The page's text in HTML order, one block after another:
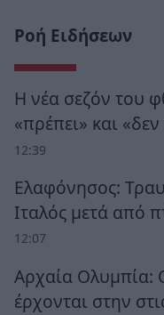
Ροή Ειδήσεων
Η νέα σεζόν του
«πρέπει» και
12:39
Ελαφόνησος:
Ιταλός μετά από
12:07
Αρχαία Ολυμπία:
έρχονται στην